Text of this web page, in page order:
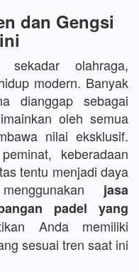
dan Gengsi
olahraga,
modern. Banyak
dianggap sebagai
oleh semua
nilai eksklusif.
keberadaan
tentu menjadi daya
jasa
padel yang
Anda memiliki
sesuai tren saat ini